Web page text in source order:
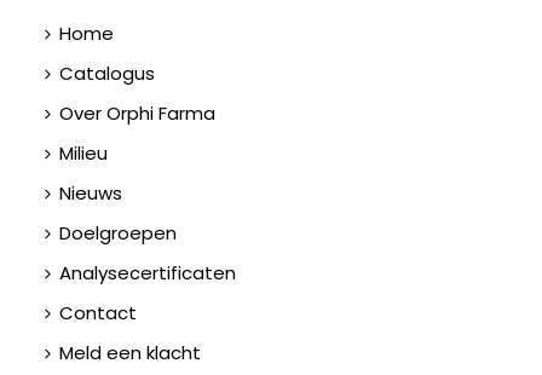
Home
Catalogus
Over Orphi Farma
Milieu
Nieuws
Doelgroepen
Analysecertificaten
Contact
Meld een klacht